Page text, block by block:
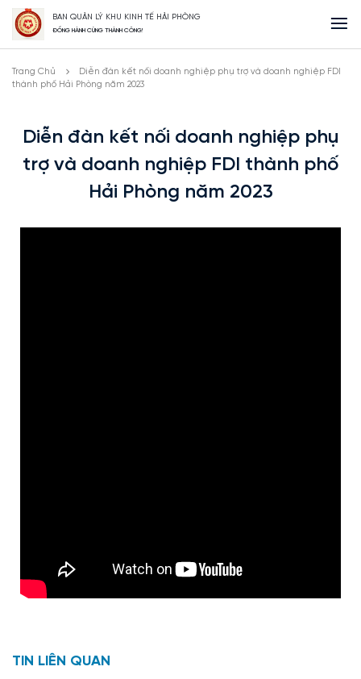
BAN QUẢN LÝ KHU KINH TẾ HẢI PHÒNG
ĐỒNG HÀNH CÙNG THÀNH CÔNG!
Trang Chủ
Diễn đàn kết nối doanh nghiệp phụ trợ và doanh nghiệp FDI
thành phố Hải Phòng năm 2023
Diễn đàn kết nối doanh nghiệp phụ
trợ và doanh nghiệp FDI thành phố
Hải Phòng năm 2023
TIN LIÊN QUAN